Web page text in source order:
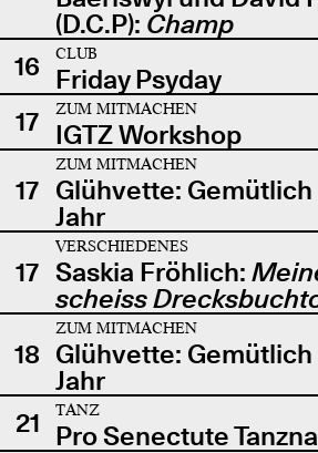
(D.C.P): Champ
16
CLUB
Friday Psyday
17
ZUM MITMACHEN
IGTZ Workshop
17
ZUM MITMACHEN
Glühvette: Gemütlich
Jahr
17
VERSCHIEDENES
Saskia Fröhlich:
scheiss
18
ZUM MITMACHEN
Glühvette: Gemütlich
Jahr
21
TANZ
Pro Senectute